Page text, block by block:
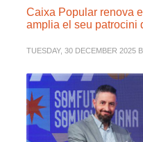
Caixa Popular renova
amplia el seu patrocini
TUESDAY, 30 DECEMBER 2025